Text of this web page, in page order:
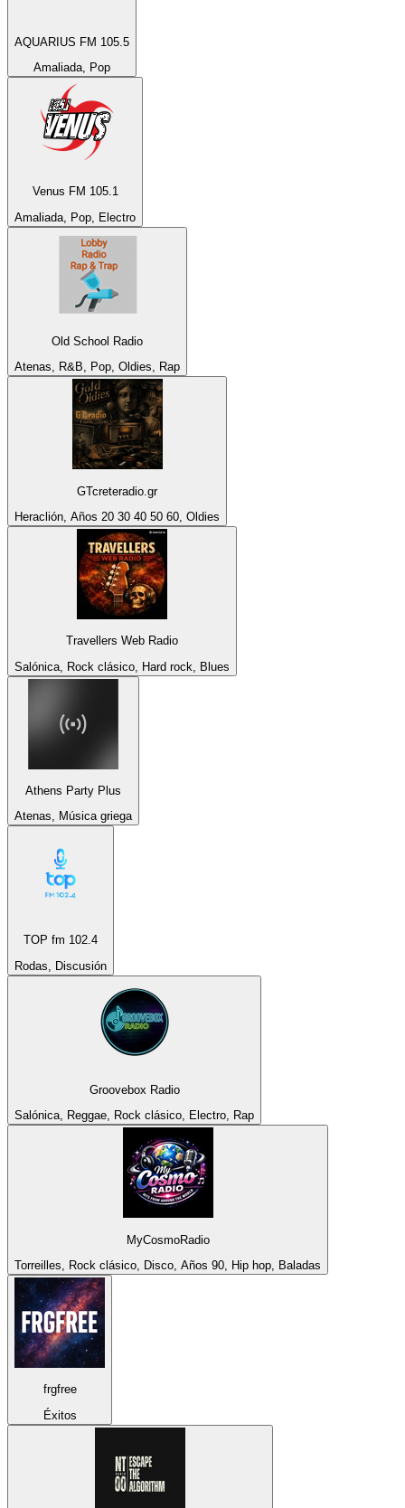
AQUARIUS FM 105.5
Amaliada, Pop
Venus FM 105.1
Amaliada, Pop, Electro
Old School Radio
Atenas, R&B, Pop, Oldies, Rap
GTcreteradio.gr
Heraclión, Años 20 30 40 50 60, Oldies
Travellers Web Radio
Salónica, Rock clásico, Hard rock, Blues
Athens Party Plus
Atenas, Música griega
TOP fm 102.4
Rodas, Discusión
Groovebox Radio
Salónica, Reggae, Rock clásico, Electro, Rap
MyCosmoRadio
Torreilles, Rock clásico, Disco, Años 90, Hip hop, Baladas
frgfree
Éxitos